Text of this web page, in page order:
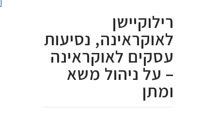
רילוקיישן
לאוקראינה, נסיעות
עסקים לאוקראינה
– על ניהול משא
ומתן